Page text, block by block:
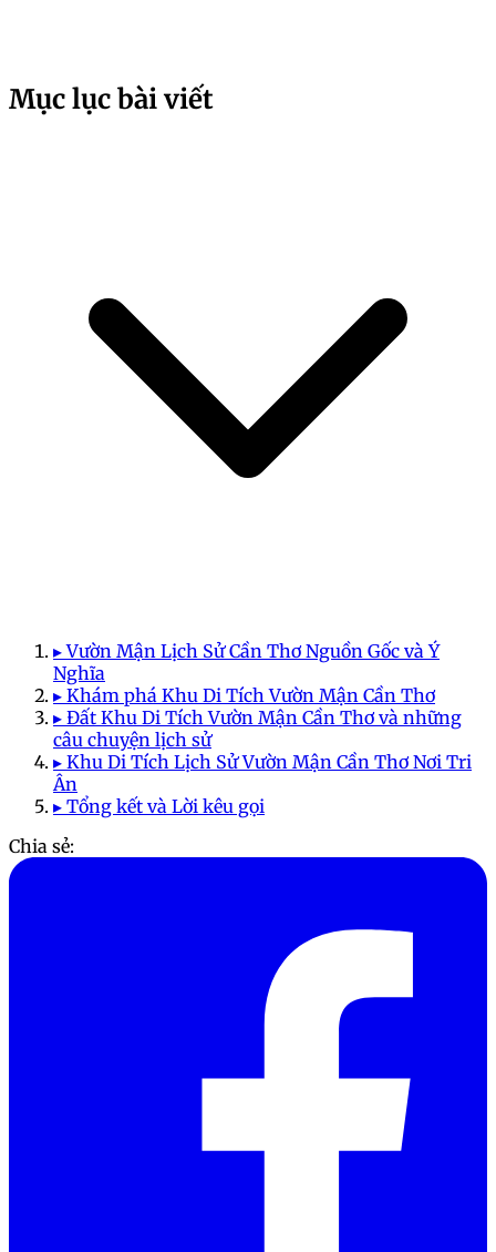
Mục lục bài viết
▸ Vườn Mận Lịch Sử Cần Thơ Nguồn Gốc và Ý
Nghĩa
▸ Khám phá Khu Di Tích Vườn Mận Cần Thơ
▸ Đất Khu Di Tích Vườn Mận Cần Thơ và những
câu chuyện lịch sử
▸ Khu Di Tích Lịch Sử Vườn Mận Cần Thơ Nơi Tri
Ân
▸ Tổng kết và Lời kêu gọi
Chia sẻ: